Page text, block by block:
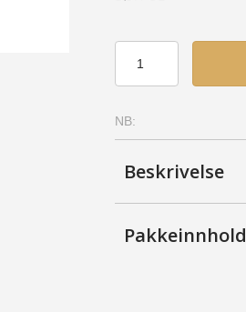
-
-
Bjerk,
antall
NB:
Beskrivelse
Pakkeinnhold